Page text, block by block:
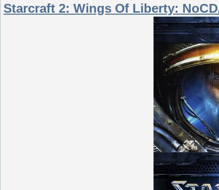
Starcraft 2: Wings Of Liberty: